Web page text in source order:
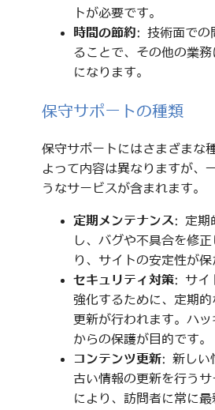
トが必要です。
時間の節約: 技術面での
ることで、その他の業
になります。
保守サポートの種類
保守サポートにはさまざまな
よって内容は異なりますが、
うなサービスが含まれます。
定期メンテナンス: 定期
し、バグや不具合を修
り、サイトの安定性が保
セキュリティ対策: サイ
強化するために、定期
更新が行われます。ハ
からの保護が目的です。
コンテンツ更新: 新しい
古い情報の更新を行う
により、訪問者に常に